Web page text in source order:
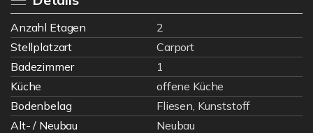
Anzahl Etagen
2
Stellplatzart
Carport
Badezimmer
1
Küche
offene Küche
Bodenbelag
Fliesen, Kunststoff
Alt- / Neubau
Neubau